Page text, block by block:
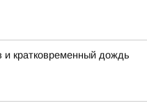
и кратковременный дождь